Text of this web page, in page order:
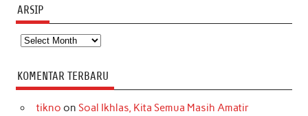
ARSIP
Arsip
KOMENTAR TERBARU
tikno on Soal Ikhlas, Kita Semua Masih Amatir